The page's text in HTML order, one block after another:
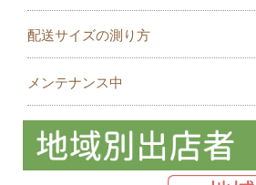
配送サイズの測り方
メンテナンス中